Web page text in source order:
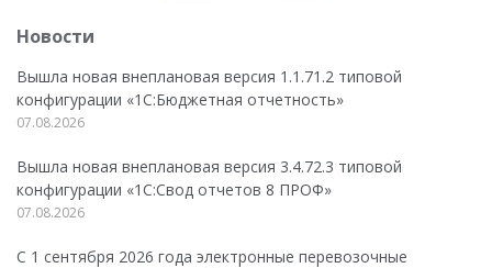
Новости
Вышла новая внеплановая версия 1.1.71.2 типовой
конфигурации «1C:Бюджетная отчетность»
07.08.2026
Вышла новая внеплановая версия 3.4.72.3 типовой
конфигурации «1C:Свод отчетов 8 ПРОФ»
07.08.2026
С 1 сентября 2026 года электронные перевозочные